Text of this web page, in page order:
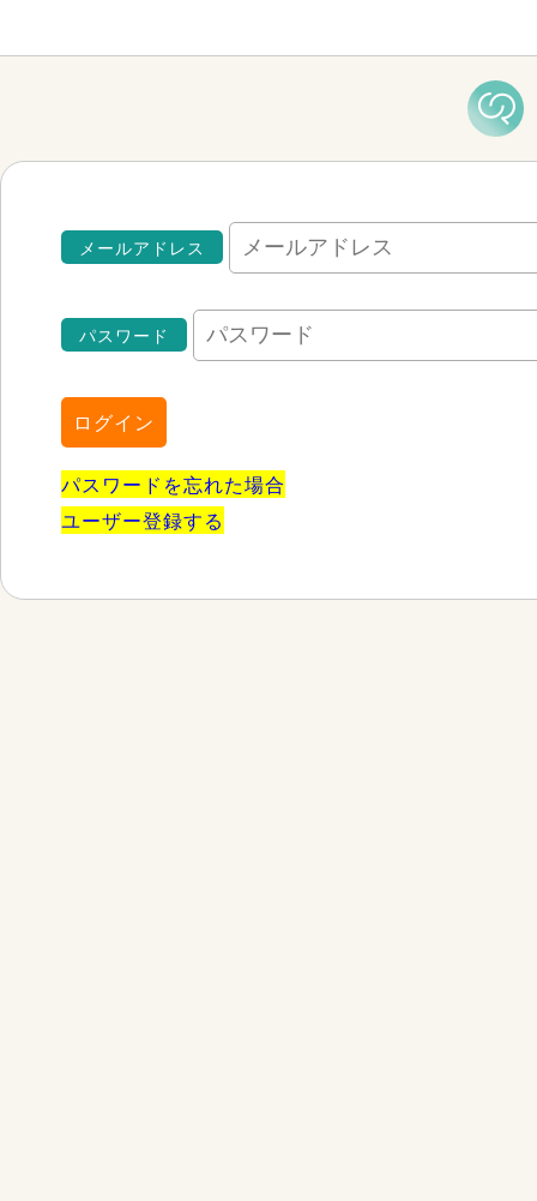
メールアドレス
パスワード
ログイン
パスワードを忘れた場合
ユーザー登録する